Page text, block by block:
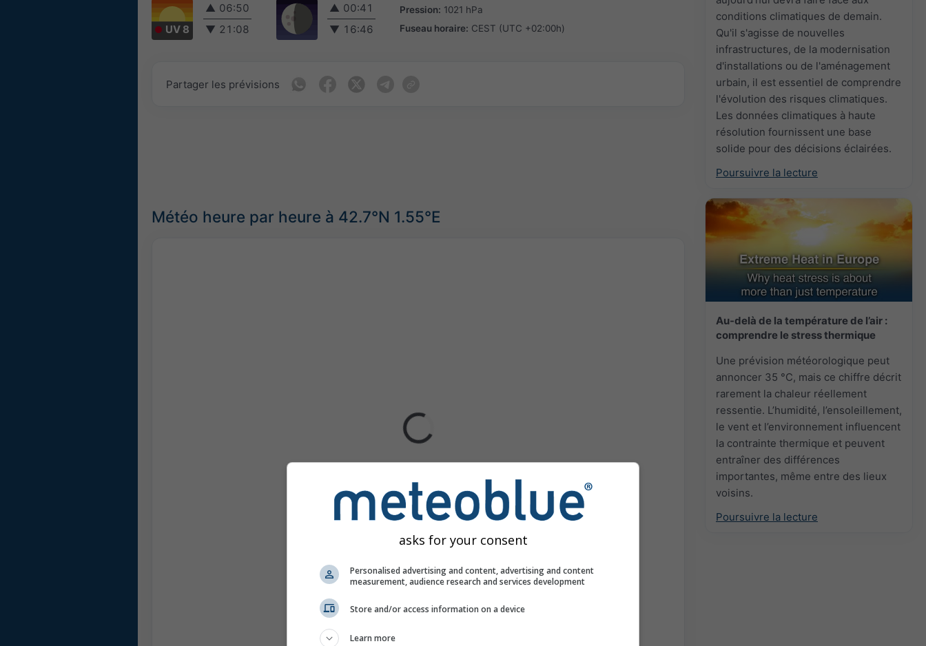
conditions climatiques de demain.
Qu'il s'agisse de nouvelles
infrastructures, de la modernisation
d'installations ou de l'aménagement
urbain, il est essentiel de comprendre
l'évolution des risques climatiques.
Les données climatiques à haute
résolution fournissent une base
solide pour des décisions éclairées.
Poursuivre la lecture
Au-delà de la température de l’air :
comprendre le stress thermique
Une prévision météorologique peut
annoncer 35 °C, mais ce chiffre décrit
rarement la chaleur réellement
ressentie. L’humidité, l’ensoleillement,
le vent et l’environnement influencent
la contrainte thermique et peuvent
entraîner des différences
importantes, même entre des lieux
voisins.
Poursuivre la lecture
UV 8
▲ 06:50
▼ 21:08
▲ 00:41
▼ 16:46
Pression: 1021 hPa
Fuseau horaire: CEST (UTC +02:00h)
Partager les prévisions
Météo heure par heure à 42.7°N 1.55°E
asks for your consent
Personalised advertising and content, advertising and content
measurement, audience research and services development
Store and/or access information on a device
Learn more